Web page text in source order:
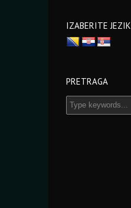
IZABERITE JEZIK
PRETRAGA